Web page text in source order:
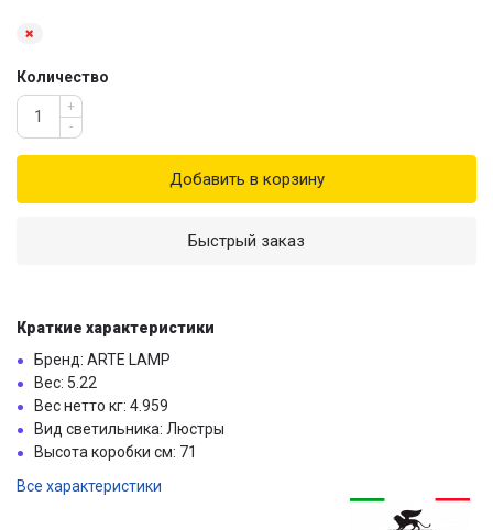
Количество
+
-
Добавить в корзину
Быстрый заказ
Краткие характеристики
Бренд: ARTE LAMP
Вес: 5.22
Вес нетто кг: 4.959
Вид светильника: Люстры
Высота коробки см: 71
Все характеристики